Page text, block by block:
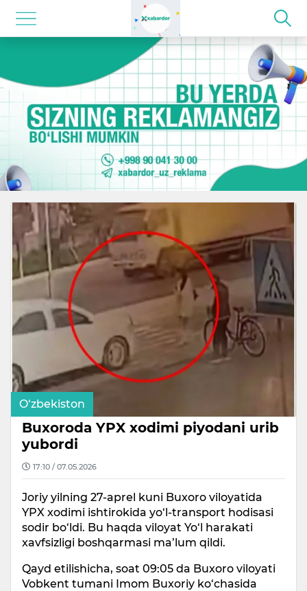
O‘zbekiston
Buxoroda YPX xodimi piyodani urib
yubordi
17:10 / 07.05.2026
Joriy yilning 27-aprel kuni Buxoro viloyatida
YPX xodimi ishtirokida yo‘l-transport hodisasi
sodir bo‘ldi. Bu haqda viloyat Yo‘l harakati
xavfsizligi boshqarmasi ma’lum qildi.
Qayd etilishicha, soat 09:05 da Buxoro viloyati
Vobkent tumani Imom Buxoriy ko‘chasida